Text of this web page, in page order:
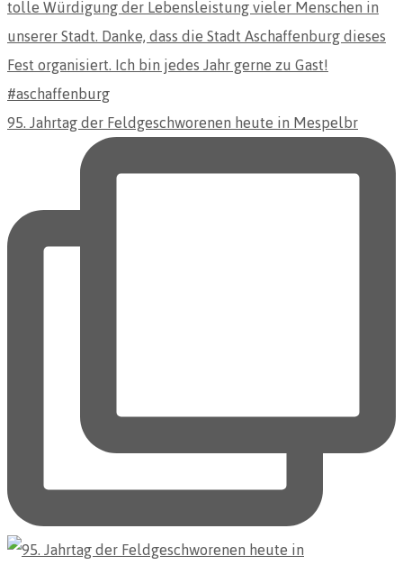
95. Jahrtag der Feldgeschworenen heute in Mespelbr